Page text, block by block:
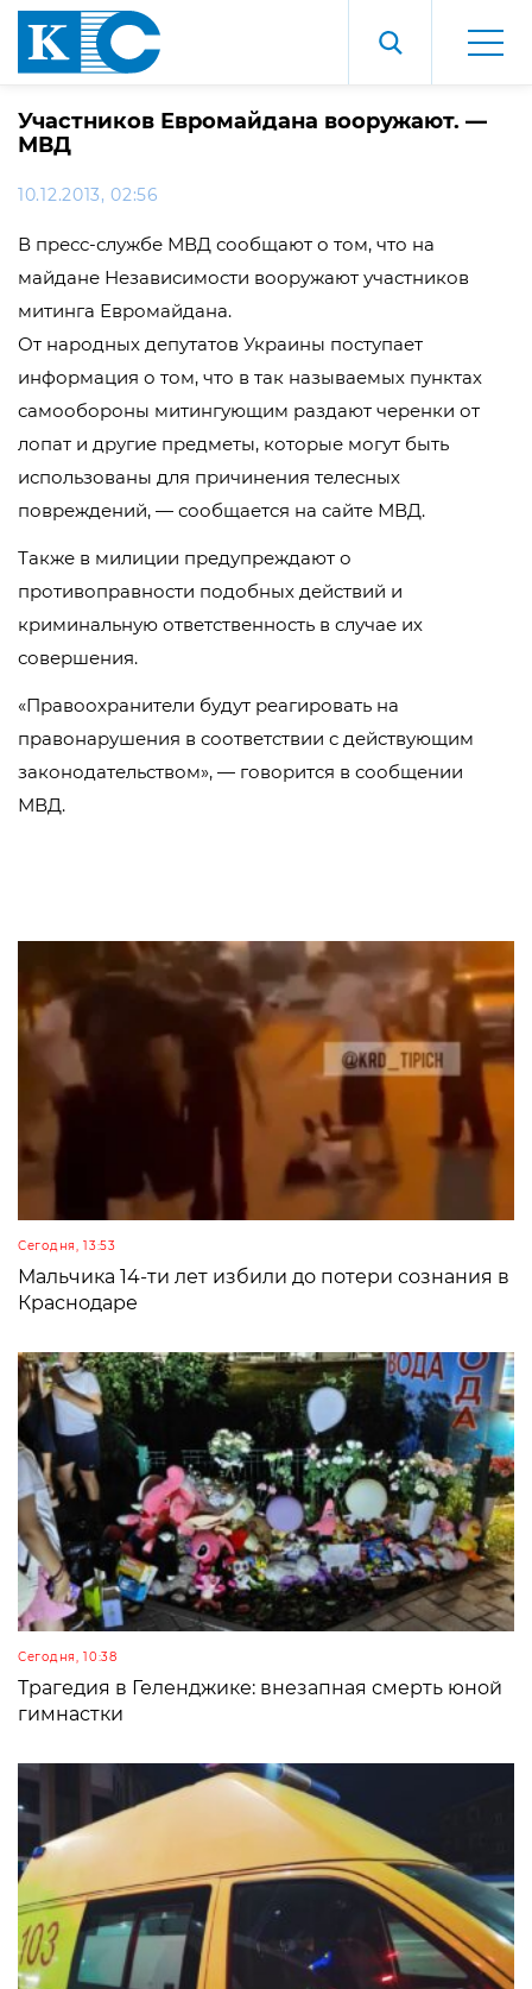
Участников Евромайдана вооружают. —
МВД
10.12.2013, 02:56
В пресс-службе МВД сообщают о том, что на
майдане Независимости вооружают участников
митинга Евромайдана.
От народных депутатов Украины поступает
информация о том, что в так называемых пунктах
самообороны митингующим раздают черенки от
лопат и другие предметы, которые могут быть
использованы для причинения телесных
повреждений, — сообщается на сайте МВД.
Также в милиции предупреждают о
противоправности подобных действий и
криминальную ответственность в случае их
совершения.
«Правоохранители будут реагировать на
правонарушения в соответствии с действующим
законодательством», — говорится в сообщении
МВД.
Сегодня, 13:53
Мальчика 14-ти лет избили до потери сознания в
Краснодаре
Сегодня, 10:38
Трагедия в Геленджике: внезапная смерть юной
гимнастки